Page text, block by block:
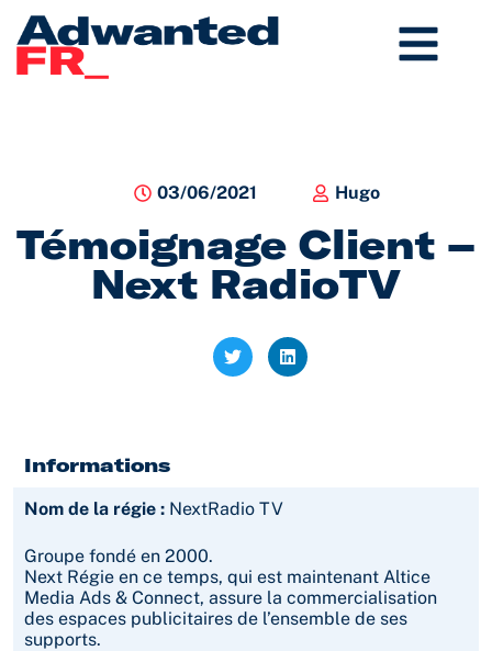
Aller
contenu
03/06/2021 Hugo
Témoignage Client –
Next RadioTV
Informations
Nom de la régie : NextRadio TV
Groupe fondé en 2000.
Next Régie en ce temps, qui est maintenant Altice
Media Ads & Connect, assure la commercialisation
des espaces publicitaires de l’ensemble de ses
supports.